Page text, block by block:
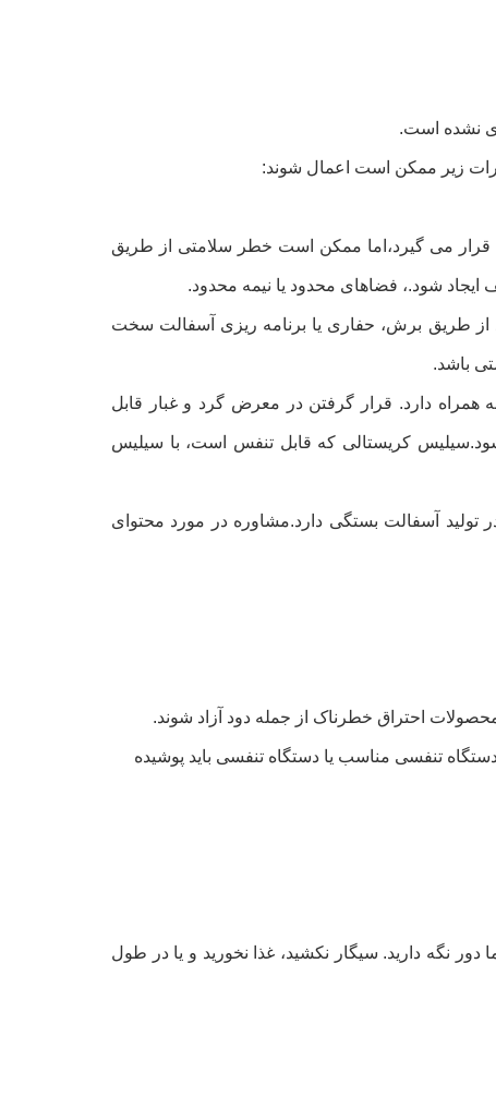
زیر ممکن است اعمال شوند:
قرار می گیرد،اما ممکن است خطر سلامتی از طریق
شود.، فضاهای محدود یا نیمه محدود.
از طریق برش، حفاری یا برنامه ریزی آسفالت سخت
باشد.
همراه دارد. قرار گرفتن در معرض گرد و غبار قابل
کریستالی که قابل تنفس است، با سیلیس
آسفالت بستگی دارد.مشاوره در مورد محتوای
احتراق خطرناک از جمله دود آزاد شوند.
تنفسی مناسب یا دستگاه تنفسی باید پوشیده
دور نگه دارید. سیگار نکشید، غذا نخورید و یا در طول